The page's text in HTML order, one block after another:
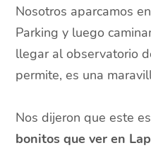
Nosotros aparcamos
Parking y luego
llegar al observatorio
permite, es una
Nos dijeron que este
bonitos que ver en